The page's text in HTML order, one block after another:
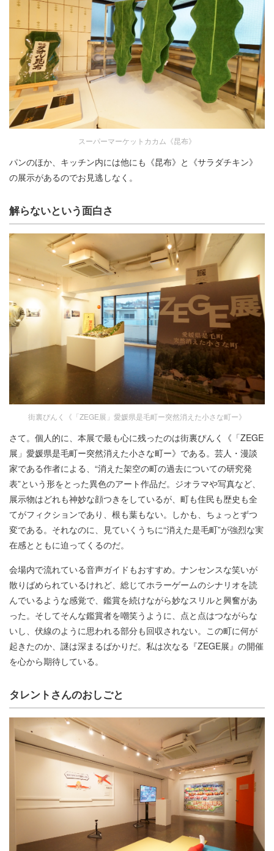
スーパーマーケットカカム《昆布》
パンのほか、キッチン内には他にも《昆布》と《サラダチキン》
の展示があるのでお見逃しなく。
解らないという面白さ
街裏ぴんく《「ZEGE展」愛媛県是毛町ー突然消えた小さな町ー》
さて。個人的に、本展で最も心に残ったのは街裏ぴんく《「ZEGE
展」愛媛県是毛町ー突然消えた小さな町ー》である。芸人・漫談
家である作者による、“消えた架空の町の過去についての研究発
表”という形をとった異色のアート作品だ。ジオラマや写真など、
展示物はどれも神妙な顔つきをしているが、町も住民も歴史も全
てがフィクションであり、根も葉もない。しかも、ちょっとずつ
変である。それなのに、見ていくうちに“消えた是毛町”が強烈な実
在感とともに迫ってくるのだ。
会場内で流れている音声ガイドもおすすめ。ナンセンスな笑いが
散りばめられているけれど、総じてホラーゲームのシナリオを読
んでいるような感覚で、鑑賞を続けながら妙なスリルと興奮があ
った。そしてそんな鑑賞者を嘲笑うように、点と点はつながらな
いし、伏線のように思われる部分も回収されない。この町に何が
起きたのか、謎は深まるばかりだ。私は次なる『ZEGE展』の開催
を心から期待している。
タレントさんのおしごと